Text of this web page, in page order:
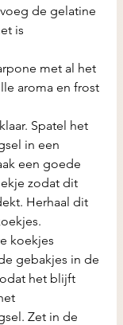
de gelatine
is
met al het
aroma en frost
Spatel het
in een
een goede
zodat dit
Herhaal dit
koekjes
gebakjes in de
het blijft
Zet in de